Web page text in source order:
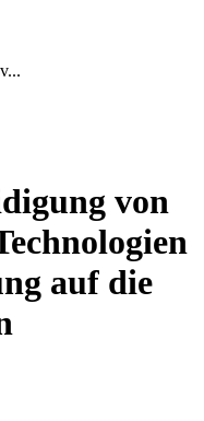
von
auf die